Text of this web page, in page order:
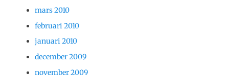
mars 2010
februari 2010
januari 2010
december 2009
november 2009